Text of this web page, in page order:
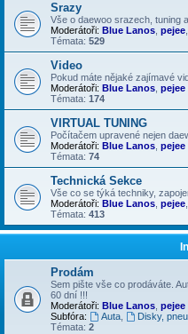
Srazy
Vše o daewoo srazech, tuning
Moderátoři: Blue Lanos pejee
Témata: 529
Video
Pokud máte nějaké zajímavé
Moderátoři: Blue Lanos pejee
Témata: 174
VIRTUAL TUNING
Počítačem upravené nejen
Moderátoři: Blue Lanos pejee
Témata: 74
Technická Sekce
Vše co se týká techniky,
Moderátoři: Blue Lanos pejee
Témata: 413
Prodám
Sem pište vše co prodáváte.
60 dní !!!
Moderátoři: Blue Lanos pejee
Subfóra:
Auta, Disky, pneu,
Témata: 2